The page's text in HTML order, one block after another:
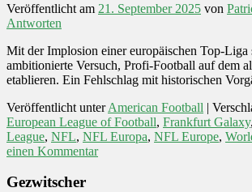
Veröffentlicht am 21. September 2025 von
Antworten
Mit der Implosion einer europäischen Top-Liga
ambitionierte Versuch, Profi-Football auf dem
etablieren. Ein Fehlschlag mit historischen
Veröffentlicht unter American Football |
European League of Football, Frankfurt Galaxy,
League, NFL, NFL Europa, NFL Europe,
einen Kommentar
Gezwitscher